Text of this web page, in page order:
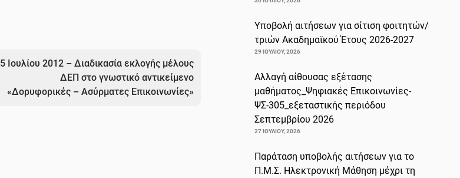
5 Ιουλίου 2012 – Διαδικασία εκλογής μέλους
ΔΕΠ στο γνωστικό αντικείμενο
«Δορυφορικές – Ασύρματες Επικοινωνίες»
Υποβολή αιτήσεων για σίτιση φοιτητών/
τριών Ακαδημαϊκού Έτους 2026-2027
29 ΙΟΥΛΊΟΥ, 2026
Αλλαγή αίθουσας εξέτασης
μαθήματος_Ψηφιακές Επικοινωνίες-
ΨΣ-305_εξεταστικής περιόδου
Σεπτεμβρίου 2026
27 ΙΟΥΛΊΟΥ, 2026
Παράταση υποβολής αιτήσεων για το
Π.Μ.Σ. Ηλεκτρονική Μάθηση μέχρι τη